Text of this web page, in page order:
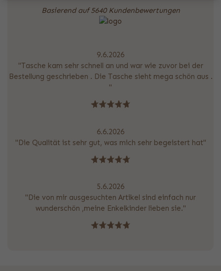
Basierend auf 5640 Kundenbewertungen
9.6.2026
"Tasche kam sehr schnell an und war wie zuvor bei der
Bestellung geschrieben . Die Tasche sieht mega schön aus .
"
6.6.2026
"Die Qualität ist sehr gut, was mich sehr begeistert hat"
5.6.2026
"Die von mir ausgesuchten Artikel sind einfach nur
wunderschön ,meine Enkelkinder lieben sie."